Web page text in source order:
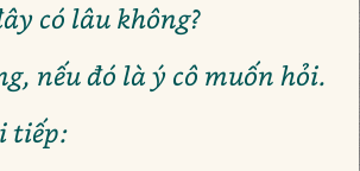
có lâu không?
nếu đó là ý cô muốn hỏi.
tiếp: